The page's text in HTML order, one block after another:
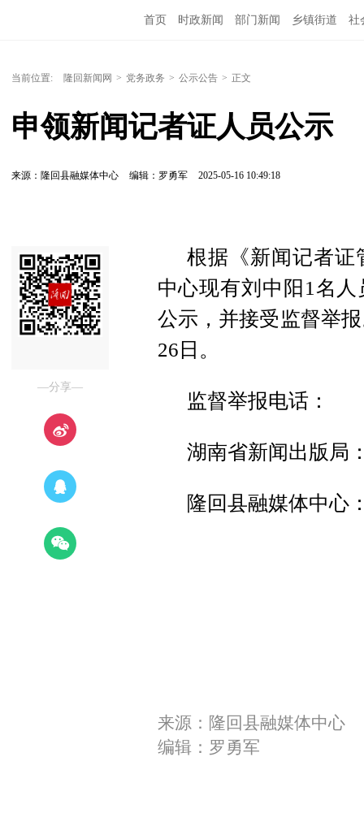
首页 时政新闻 部门新闻 乡镇街道 社
当前位置: 隆回新闻网 > 党务政务 > 公示公告 > 正文
申领新闻记者证人员公示
来源：隆回县融媒体中心 编辑：罗勇军 2025-05-16 10:49:18
—分享—
根据《新闻记者证
中心现有刘中阳1名
公示，并接受监督举
26日。
监督举报电话：
湖南省新闻出版局
隆回县融媒体中心
来源：隆回县融媒体中心
编辑：罗勇军